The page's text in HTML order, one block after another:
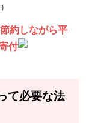
約しながら平
付
て必要な法